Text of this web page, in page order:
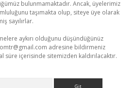
bulunmamaktadır. Ancak, üyelerimiz
taşımakta olup, siteye üye olarak
sayılırlar.
aykırı olduğunu düşündüğünüz
adresine bildirmeniz
süre içerisinde sitemizden kaldırılacaktır.